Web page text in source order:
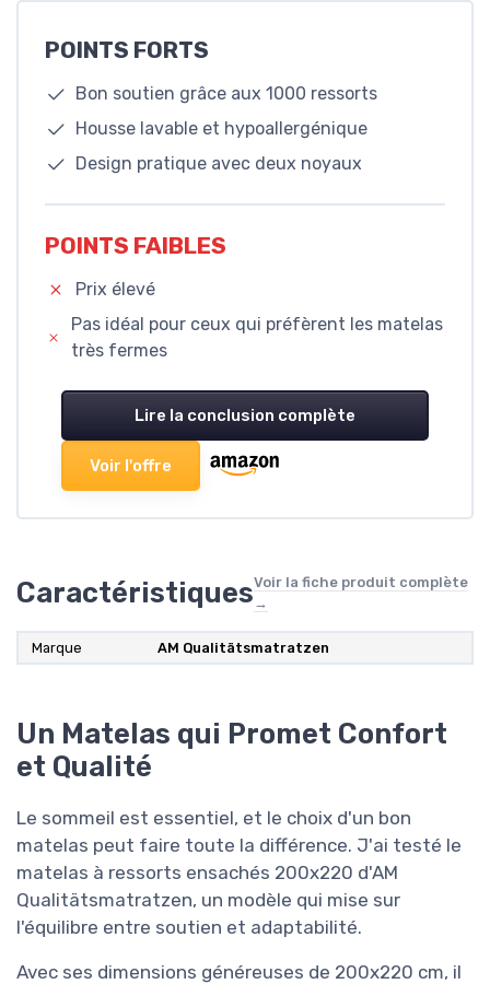
POINTS FORTS
Bon soutien grâce aux 1000 ressorts
Housse lavable et hypoallergénique
Design pratique avec deux noyaux
POINTS FAIBLES
Prix élevé
Pas idéal pour ceux qui préfèrent les matelas
très fermes
Lire la conclusion complète
Voir l'offre
CaractéristiquesVoir la fiche produit complète
→
Marque AM Qualitätsmatratzen
Un Matelas qui Promet Confort
et Qualité
Le sommeil est essentiel, et le choix d'un bon
matelas peut faire toute la différence. J'ai testé le
matelas à ressorts ensachés 200x220 d'AM
Qualitätsmatratzen, un modèle qui mise sur
l'équilibre entre soutien et adaptabilité.
Avec ses dimensions généreuses de 200x220 cm, il